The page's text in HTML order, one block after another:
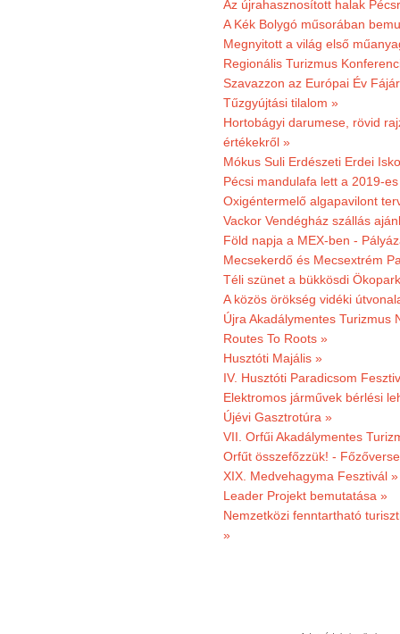
Az újrahasznosított halak
A Kék Bolygó műsorában
Megnyitott a világ első
Regionális Turizmus
Szavazzon az Európai Év
Tűzgyújtási tilalom »
Hortobágyi darumese, rövid
értékekről »
Mókus Suli Erdészeti Erdei
Pécsi mandulafa lett a 2019-
Oxigéntermelő algapavilont
Vackor Vendégház szállás
Föld napja a MEX-ben -
Mecsekerdő és Mecsextrém
Téli szünet a bükkösdi
A közös örökség vidéki
Újra Akadálymentes Turizmus
Routes To Roots »
Husztóti Majális »
IV. Husztóti Paradicsom
Elektromos járművek bérlési
Újévi Gasztrotúra »
VII. Orfűi Akadálymentes
Orfűt összefőzzük! -
XIX. Medvehagyma Fesztivál »
Leader Projekt bemutatása »
Nemzetközi fenntartható
»